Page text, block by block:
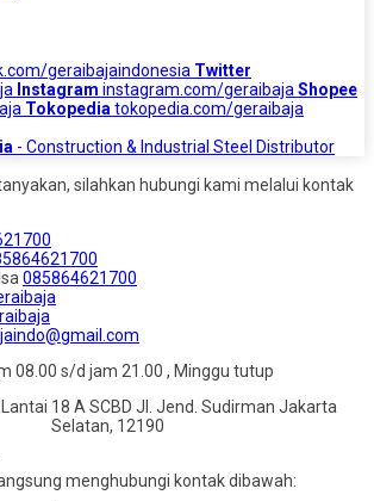
geraibajaindonesia Twitter
Instagram instagram.com/geraibajaShopee
Tokopediatokopedia.com/geraibaja
- Construction & Industrial Steel Distributor
silahkan hubungi kami melalui kontak
085864621700
08.00 s/d jam 21.00 , Minggu tutup
18 A SCBD Jl. Jend. Sudirman Jakarta
Selatan, 12190
menghubungi kontak dibawah: